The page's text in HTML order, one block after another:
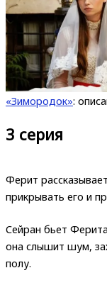
«Зимородок»:
3 серия
Ферит
прикрывать его и
Сейран бьет
она слышит шум,
полу.